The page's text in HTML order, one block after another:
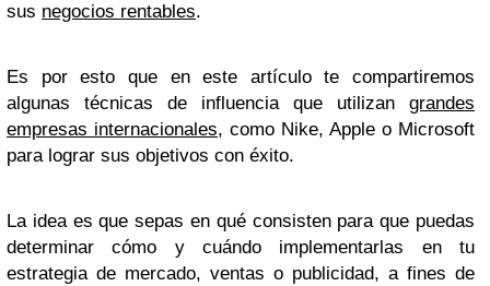
sus negocios rentables.
Es por esto que en este artículo te compartiremos
algunas técnicas de influencia que utilizan grandes
empresas internacionales, como Nike, Apple o Microsoft
para lograr sus objetivos con éxito.
La idea es que sepas en qué consisten para que puedas
determinar cómo y cuándo implementarlas en tu
estrategia de mercado, ventas o publicidad, a fines de